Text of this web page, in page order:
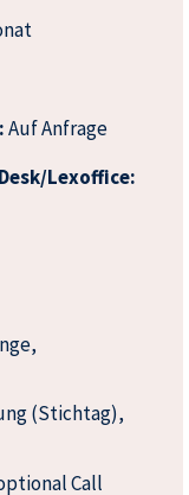
Auf Anfrage
Lexoffice:
(Stichtag),
Call